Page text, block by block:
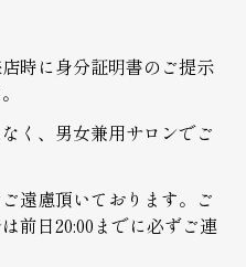
時に身分証明書のご提示
く、男女兼用サロンでご
遠慮頂いております。ご
前日20:00までに必ずご連